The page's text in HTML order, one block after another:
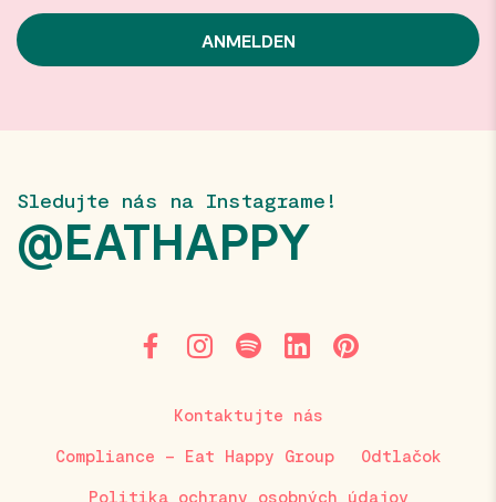
Sledujte nás na Instagrame!
@EATHAPPY
Kontaktujte nás
Compliance – Eat Happy Group Odtlačok
Politika ochrany osobných údajov